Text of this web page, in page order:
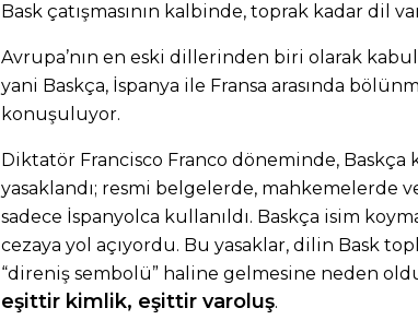
Bask çatışmasının kalbinde, toprak kadar dil
Avrupa’nın en eski dillerinden biri olarak
yani Baskça, İspanya ile Fransa arasında
konuşuluyor.
Diktatör Francisco Franco döneminde, Baskça
yasaklandı; resmi belgelerde, mahkemelerde
sadece İspanyolca kullanıldı. Baskça isim
cezaya yol açıyordu. Bu yasaklar, dilin Bask
“direniş sembolü” haline gelmesine neden
eşittir kimlik, eşittir varoluş.